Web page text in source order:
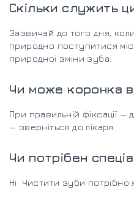
Скільки служить
Зазвичай до того дня,
природно поступитися
природної зміни зуба.
Чи може коронка
При правильній фіксації
— зверніться до лікаря.
Чи потрібен
Ні. Чистити зуби потрібно